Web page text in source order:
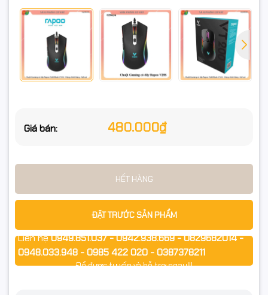
Giá bán: 480.000₫
HẾT HÀNG
ĐẶT TRƯỚC SẢN PHẨM
Liên hệ0949.851.037 - 0942.938.669 - 0829682014 -
0948.033.948 - 0985 422 020 - 0387378211
Để được tư vấn và hỗ trợ ngay!!!
Chiều dài cáp: Khoảng 1,8m
Hỗ trợ hệ điều hành:
Kích thước: Khoảng 125mm x 64mm x 39mm